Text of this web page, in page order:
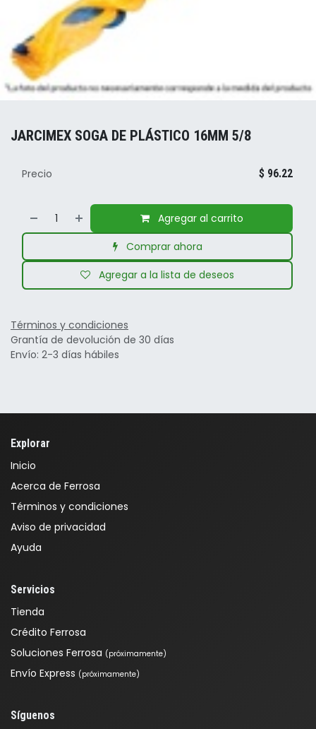
JARCIMEX SOGA DE PLÁSTICO 16MM 5/8
Agregar al carrito
Comprar ahora
Agregar a la lista de deseos
Precio $ 96.22
Términos y condiciones
Grantía de devolución de 30 días
Envío: 2-3 días hábiles
Explorar
Inicio
Acerca de Ferrosa
Términos y condiciones
Aviso de privacidad
Ayuda
Servicios
Tienda
Crédito Ferrosa
Soluciones Ferrosa (próximamente)
Envío Express (próximamente)
Síguenos